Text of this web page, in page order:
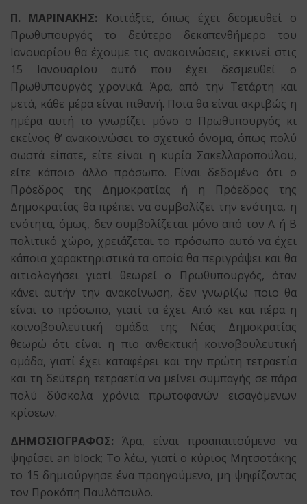
Π. ΜΑΡΙΝΑΚΗΣ: Κοιτάξτε, όπως έχει δεσμευθεί ο
Πρωθυπουργός το δεύτερο δεκαπενθήμερο του
Ιανουαρίου θα έχουμε τις ανακοινώσεις, εκκινεί στις
15 Ιανουαρίου αυτό που έχει δεσμευθεί ο
Πρωθυπουργός χρονικά. Άρα, από την Τετάρτη και
μετά, κάθε μέρα είναι πιθανή. Ποια θα είναι ακριβώς η
ημέρα αυτή το γνωρίζει μόνο ο Πρωθυπουργός κι
εκείνος θ’ ανακοινώσει το σχετικό όνομα, όπως πολύ
σωστά είπατε, είτε είναι η κυρία Σακελλαροπούλου,
είτε κάποιο άλλο πρόσωπο. Είναι δεδομένο ότι ο
Πρόεδρος της Δημοκρατίας ή η Πρόεδρος της
Δημοκρατίας θα πρέπει να συμβολίζει την ενότητα, η
ενότητα, όμως, δεν συμβολίζεται μόνο από τον Α ή Β
πολιτικό χώρο, χρειάζεται το πρόσωπο αυτό να έχει
κάποια χαρακτηριστικά τα οποία θα περιγράψει και θα
αιτιολογήσει γιατί θεωρεί ο Πρωθυπουργός, όταν
κάνει αυτήν την ανακοίνωση, δεν γνωρίζω ποιο θα
είναι το πρόσωπο, γιατί τα έχει. Από κει και πέρα η
κοινοβουλευτική ομάδα της Νέας Δημοκρατίας
θεωρώ ότι είναι η πιο ανθεκτική κοινοβουλευτική
ομάδα, γιατί έχει καταφέρει και την πρώτη τετραετία
και τη δεύτερη τετραετία να μείνει συμπαγής σε πάρα
πολύ δύσκολα χρόνια πρωτοφανών εισαγόμενων
κρίσεων.
ΔΗΜΟΣΙΟΓΡΑΦΟΣ:Άρα, είναι προαπαιτούμενο να
ψηφίσει an block; Το λέω, γιατί ο κύριος Μητσοτάκης
το ΄15 δημιούργησε ένα προηγούμενο, μη ψηφίζοντας
τον Προκόπη Παυλόπουλο.